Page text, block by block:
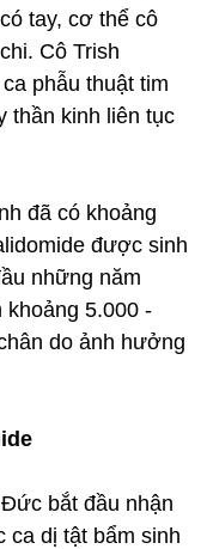
tay, cơ thể cô
Cô Trish
phẫu thuật tim
thần kinh liên tục
đã có khoảng
được sinh
những năm
5.000 -
do ảnh hưởng
bắt đầu nhận
ca dị tật bẩm sinh